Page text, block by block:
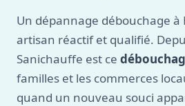
Un dépannage débouchage à
artisan réactif et qualifié.
Sanichauffe est ce
familles et les commerces
quand un nouveau souci